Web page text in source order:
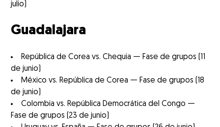
julio)
Guadalajara
República de Corea vs. Chequia — Fase de grupos (11
de junio)
México vs. República de Corea — Fase de grupos (18
de junio)
Colombia vs. República Democrática del Congo —
Fase de grupos (23 de junio)